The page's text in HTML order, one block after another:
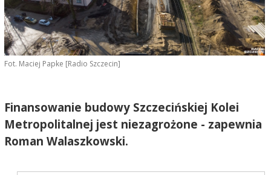
Fot. Maciej Papke [Radio Szczecin]
Finansowanie budowy Szczecińskiej Kolei
Metropolitalnej jest niezagrożone - zapewnia
Roman Walaszkowski.